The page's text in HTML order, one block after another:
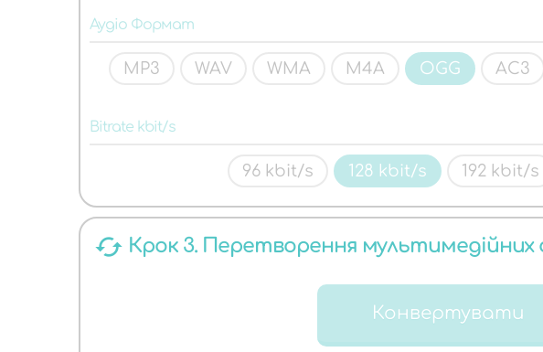
ЯКИХ
АУДІО
Аудіо Формат
MP3 WAV WMA M4A OGG AC3
Bitrate kbit/s
96 kbit/s 128 kbit/s 192 kbit/s
cached Крок 3. Перетворення мультимедійних
Конвертувати